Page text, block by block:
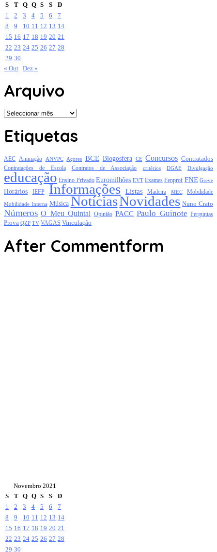
S
T Q Q S S
D
1
2 3 4 5 6
7
8
9 10 11 12 13 14
15 16 17 18 19 20 21
22 23 24 25 26 27 28
29 30
« Out Dez »
Arquivo
Arquivo
Etiquetas
AEC Animação ANVPC Açores BCE Blogosfera CE Concursos Contratados
Contratações de Escola Contratos de Associação critérios DGAE Divulgação
educação Ensino Privado Euromilhões EVT Exames Fenprof FNE Greve
Horários IEFP Informações Listas Madeira MEC Mobilidade
Mobilidade Interna Música NotíciasNovidades Nuno Crato
Números O Meu Quintal Opinião PACC Paulo Guinote Perguntas
Prova QZP TV VAGAS Vinculação
After Commentform
Novembro 2021
S
T Q Q S S
D
1
2 3 4 5 6
7
8
9 10 11 12 13 14
15 16 17 18 19 20 21
22 23 24 25 26 27 28
29 30